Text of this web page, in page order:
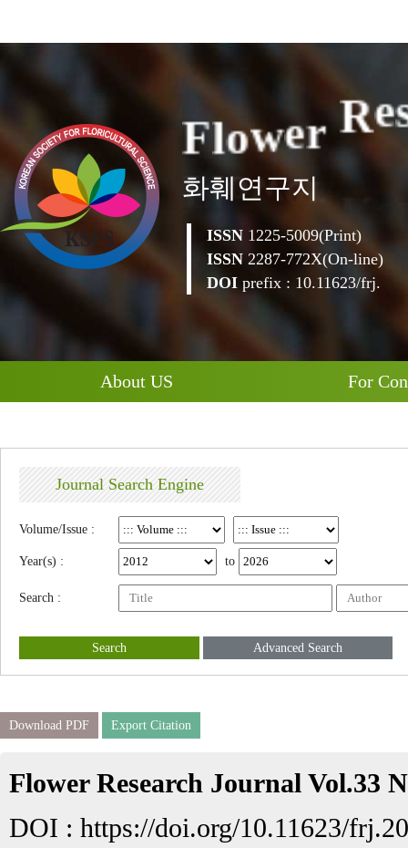
Flower Re
화훼연구지
ISSN 1225-5009(Print)
ISSN 2287-772X(On-line)
DOI prefix : 10.11623/frj.
About US For
Journal Search Engine
Volume/Issue :
Year(s) : to
Search :
Search Advanced Search
Download PDF Export Citation
Flower Research Journal Vol.33
DOI : https://doi.org/10.11623/